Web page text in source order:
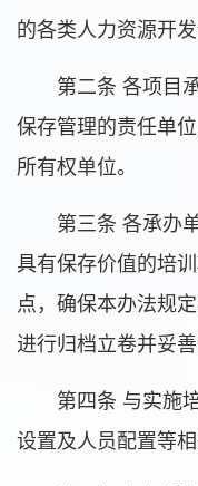
的各类人力资源开发
第二条 各项目
保存管理的责任单
所有权单位。
第三条 各承办
具有保存价值的培
点，确保本办法规
进行归档立卷并妥善
第四条 与实施
设置及人员配置等